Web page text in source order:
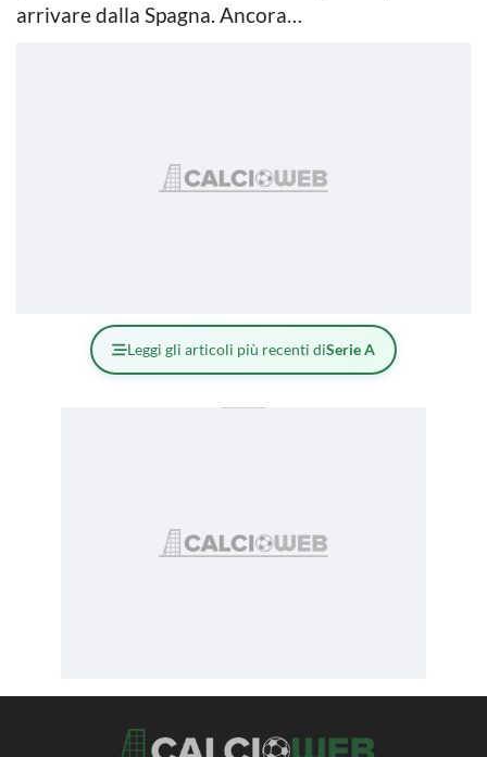
arrivare dalla Spagna. Ancora…
Leggi gli articoli più recenti diSerie A